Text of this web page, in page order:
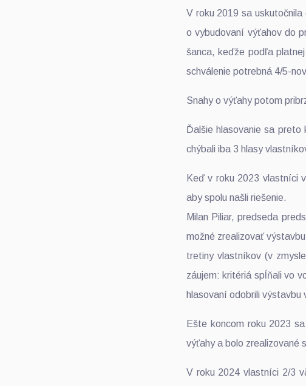
V roku 2019 sa
o vybudovaní výťahov do
šanca, keďže podľa
schválenie potrebná 4/5-
Snahy o výťahy potom
Ďalšie hlasovanie sa
chýbali iba 3 hlasy
Keď v roku 2023 vlastníci
aby spolu našli riešenie.
Milan Piliar, predseda
možné zrealizovať
tretiny vlastníkov (v
záujem: kritériá spĺňali vo
hlasovaní odobrili výstavbu
Ešte koncom roku 2023
výťahy a bolo zrealizované
V roku 2024 vlastníci 2/3